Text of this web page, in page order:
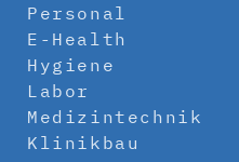
Personal
E-Health
Hygiene
Labor
Medizintechnik
Klinikbau